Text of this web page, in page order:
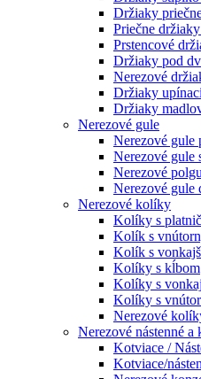
Držiaky
Priečne
Prstencové
Držiaky pod
Nerezové
Držiaky
Držiaky
Nerezové gule
Nerezové gule
Nerezové gule
Nerezové
Nerezové gule
Nerezové kolíky
Kolíky s
Kolík s
Kolík s
Kolíky s kĺbom
Kolíky s
Kolíky s
Nerezové
Nerezové nástenné
Kotviace /
Kotviace/